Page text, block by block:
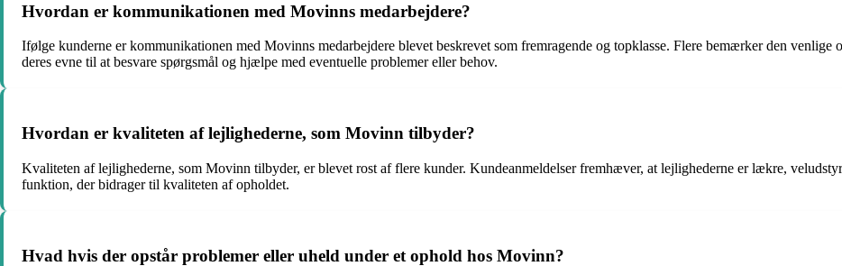
Hvordan er kommunikationen med Movinns medarbejdere?
Ifølge kunderne er kommunikationen med Movinns medarbejdere blevet beskrevet som fremragende og topklasse. Flere bemærker den venlige
deres evne til at besvare spørgsmål og hjælpe med eventuelle problemer eller behov.
Hvordan er kvaliteten af lejlighederne, som Movinn tilbyder?
Kvaliteten af ​​lejlighederne, som Movinn tilbyder, er blevet rost af flere kunder. Kundeanmeldelser fremhæver, at lejlighederne er lækre,
funktion, der bidrager til kvaliteten af ​​opholdet.
Hvad hvis der opstår problemer eller uheld under et ophold hos Movinn?